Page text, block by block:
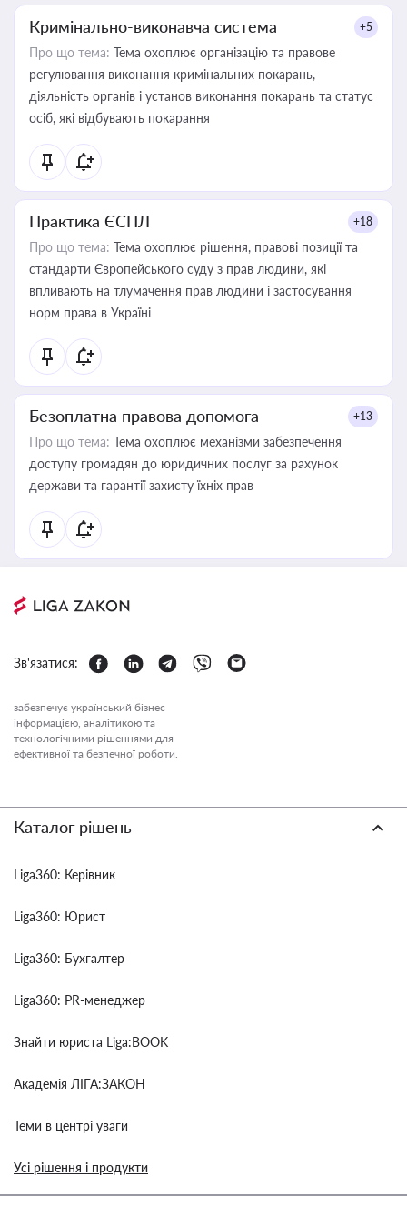
Кримінально-виконавча система +5
Про що тема: Тема охоплює організацію та правове
регулювання виконання кримінальних покарань,
діяльність органів і установ виконання покарань та статус
осіб, які відбувають покарання
Практика ЄСПЛ +18
Про що тема: Тема охоплює рішення, правові позиції та
стандарти Європейського суду з прав людини, які
впливають на тлумачення прав людини і застосування
норм права в Україні
Безоплатна правова допомога +13
Про що тема: Тема охоплює механізми забезпечення
доступу громадян до юридичних послуг за рахунок
держави та гарантії захисту їхніх прав
Зв'язатися:
забезпечує український бізнес
інформацією, аналітикою та
технологічними рішеннями для
ефективної та безпечної роботи.
Каталог рішень
Liga360: Керівник
Liga360: Юрист
Liga360: Бухгалтер
Liga360: PR-менеджер
Знайти юриста Liga:BOOK
Академія ЛІГА:ЗАКОН
Теми в центрі уваги
Усі рішення і продукти